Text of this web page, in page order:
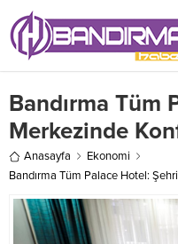
Bandırma Tüm
Merkezinde
Anasayfa
Ekonomi
Bandırma Tüm Palace Hotel: